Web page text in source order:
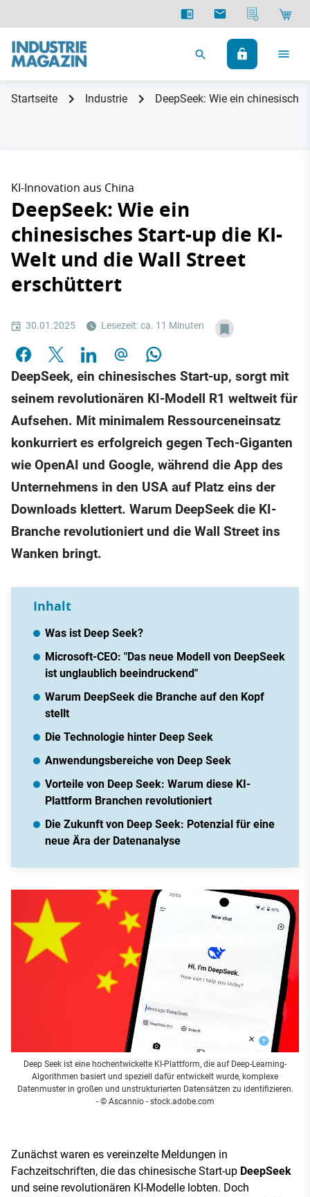
Startseite Industrie DeepSeek: Wie ein
KI-Innovation aus China
DeepSeek: Wie ein
chinesisches Start-up die KI-
Welt und die Wall Street
erschüttert
30.01.2025 Lesezeit: ca. 11 Minuten
DeepSeek, ein chinesisches Start-up, sorgt mit
seinem revolutionären KI-Modell R1 weltweit für
Aufsehen. Mit minimalem Ressourceneinsatz
konkurriert es erfolgreich gegen Tech-Giganten
wie OpenAI und Google, während die App des
Unternehmens in den USA auf Platz eins der
Downloads klettert. Warum DeepSeek die KI-
Branche revolutioniert und die Wall Street ins
Wanken bringt.
Inhalt
Was ist Deep Seek?
Microsoft-CEO: "Das neue Modell von DeepSeek
ist unglaublich beeindruckend"
Warum DeepSeek die Branche auf den Kopf
stellt
Die Technologie hinter Deep Seek
Anwendungsbereiche von Deep Seek
Vorteile von Deep Seek: Warum diese KI-
Plattform Branchen revolutioniert
Die Zukunft von Deep Seek: Potenzial für eine
neue Ära der Datenanalyse
Deep Seek ist eine hochentwickelte KI-Plattform, die auf Deep-Learning-
Algorithmen basiert und speziell dafür entwickelt wurde, komplexe
Datenmuster in großen und unstrukturierten Datensätzen zu identifizieren.
- © Ascannio - stock.adobe.com
Zunächst waren es vereinzelte Meldungen in
Fachzeitschriften, die das chinesische Start-up DeepSeek
und seine revolutionären KI-Modelle lobten. Doch